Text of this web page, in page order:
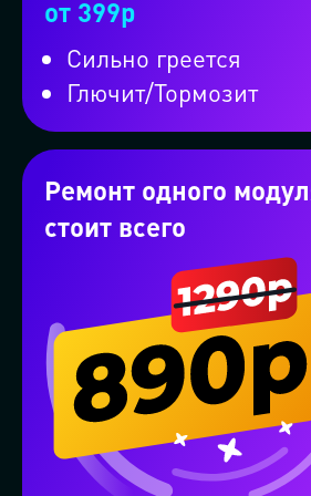
Проконсультируем
от 399р
Сильно греется
Глючит/Тормозит
Ремонт одного
стоит всего